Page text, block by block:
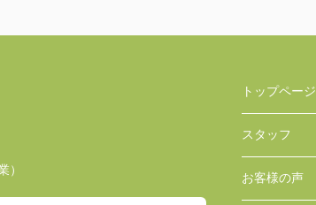
）
トップページ
スタッフ
お客様の声